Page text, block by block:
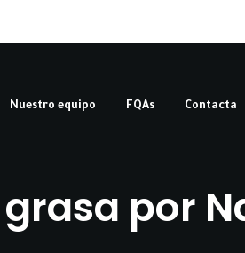
Nuestro equipo FQAs Contacta
por